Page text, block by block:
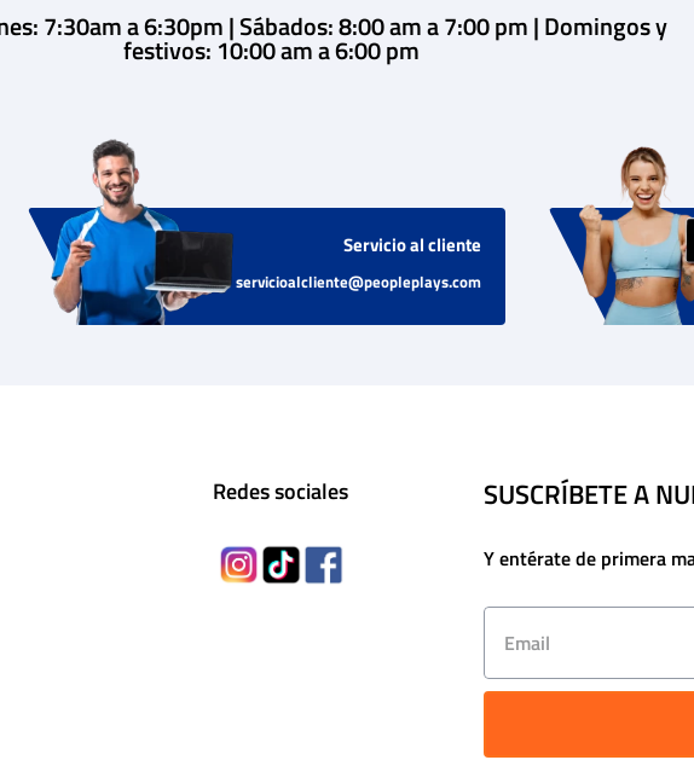
7:30am a 6:30pm | Sábados: 8:00 am a 7:00 pm | Domingos y
festivos: 10:00 am a 6:00 pm
Servicio al cliente
servicioalcliente@peopleplays.com
Redes sociales SUSCRÍBETE A
Y entérate de primera